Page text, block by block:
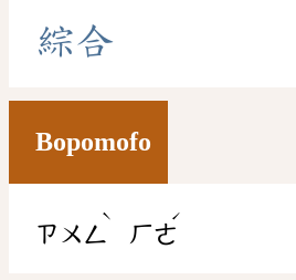
綜合
Bopomofo
ㄗㄨㄥ
ˋ
ㄏㄜ
ˊ